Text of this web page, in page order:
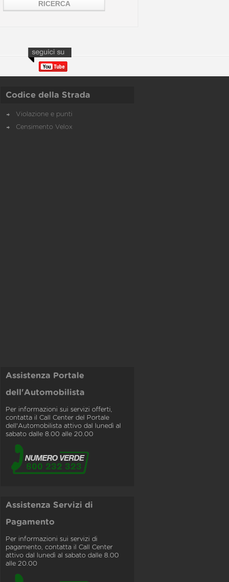
Codice della Strada
Violazione e punti
Censimento Velox
Assistenza Portale
dell'Automobilista
Per informazioni sui servizi offerti,
contatta il Call Center del Portale
dell'Automobilista attivo dal lunedì al
sabato dalle 8.00 alle 20.00
Assistenza Servizi di
Pagamento
Per informazioni sui servizi di
pagamento, contatta il Call Center
attivo dal lunedì al sabato dalle 8.00
alle 20.00